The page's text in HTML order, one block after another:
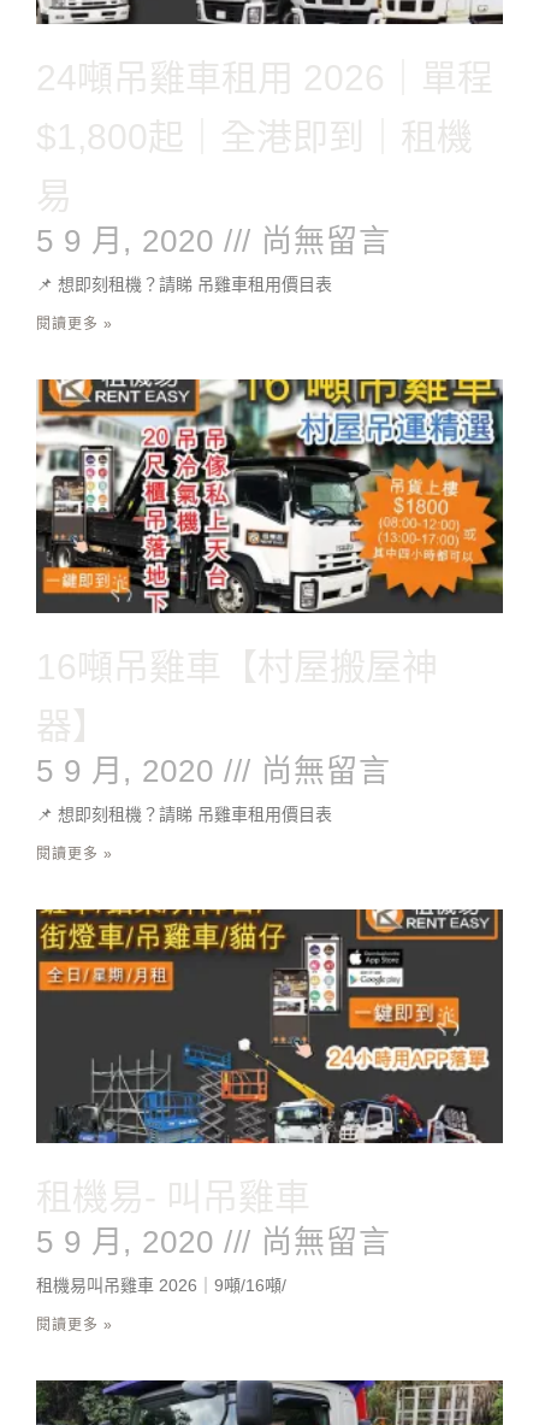
24噸吊雞車租用 2026｜單程
$1,800起｜全港即到｜租機
易
5 9 月, 2020 尚無留言
📌 想即刻租機？請睇 吊雞車租用價目表
閱讀更多 »
16噸吊雞車【村屋搬屋神
器】
5 9 月, 2020 尚無留言
📌 想即刻租機？請睇 吊雞車租用價目表
閱讀更多 »
租機易- 叫吊雞車
5 9 月, 2020 尚無留言
租機易叫吊雞車 2026｜9噸/16噸/
閱讀更多 »